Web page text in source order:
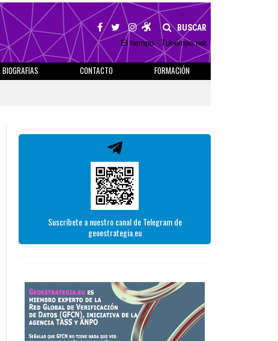
BUSCAR
El tiempo - Tutiempo.net
BIOGRAFIAS CONTACTO
FORMACIÓN
Suscríbete a nuestro canal de Telegram de
geoestrategia.eu